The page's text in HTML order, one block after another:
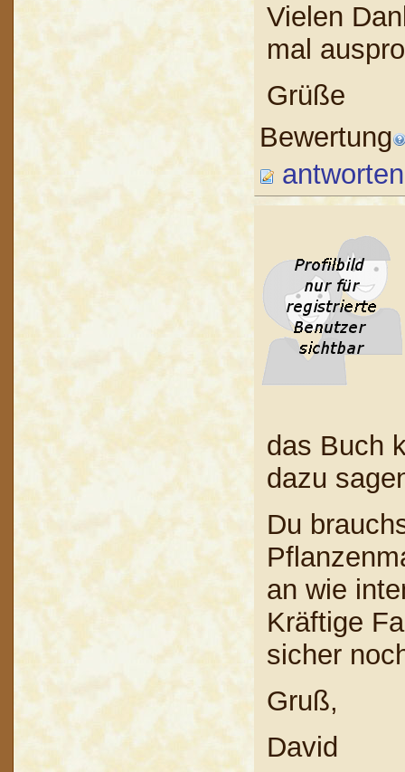
Vielen
mal
Grüße
Bewertung
antworten
das Buch
dazu
Du
an wie
Kräftige
sicher
Gruß,
David